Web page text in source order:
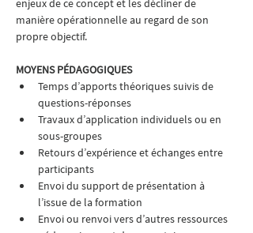
enjeux de ce concept et les décliner de
manière opérationnelle au regard de son
propre objectif.
MOYENS PÉDAGOGIQUES
Temps d’apports théoriques suivis de
questions-réponses
Travaux d’application individuels ou en
sous-groupes
Retours d’expérience et échanges entre
participants
Envoi du support de présentation à
l’issue de la formation
Envoi ou renvoi vers d’autres ressources